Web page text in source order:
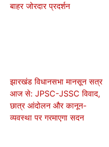
बाहर जोरदार प्रदर्शन
झारखंड विधानसभा मानसून सत्र
आज से: JPSC-JSSC विवाद,
छात्र आंदोलन और कानून-
व्यवस्था पर गरमाएगा सदन